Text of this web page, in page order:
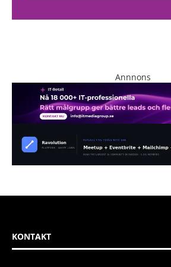
Annnons
KONTAKT